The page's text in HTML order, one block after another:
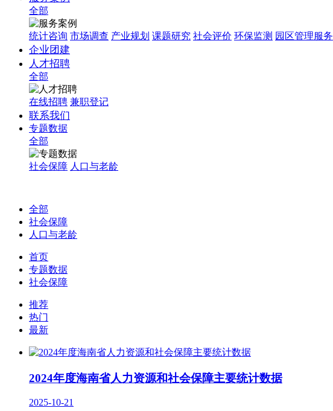
全部
统计咨询 市场调查 产业规划 课题研究 社会评价 环保监测 园区管理服务
企业团建
人才招聘
全部
在线招聘 兼职登记
联系我们
专题数据
全部
社会保障 人口与老龄
全部
社会保障
人口与老龄
首页
专题数据
社会保障
推荐
热门
最新
2024年度海南省人力资源和社会保障主要统计数据
2025-10-21